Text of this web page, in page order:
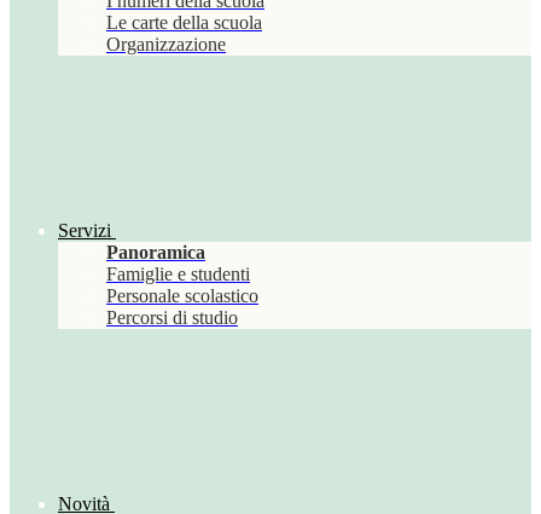
Le carte della scuola
Organizzazione
Servizi
Panoramica
Famiglie e studenti
Personale scolastico
Percorsi di studio
Novità